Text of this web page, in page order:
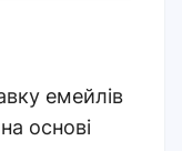
емейлів
основі